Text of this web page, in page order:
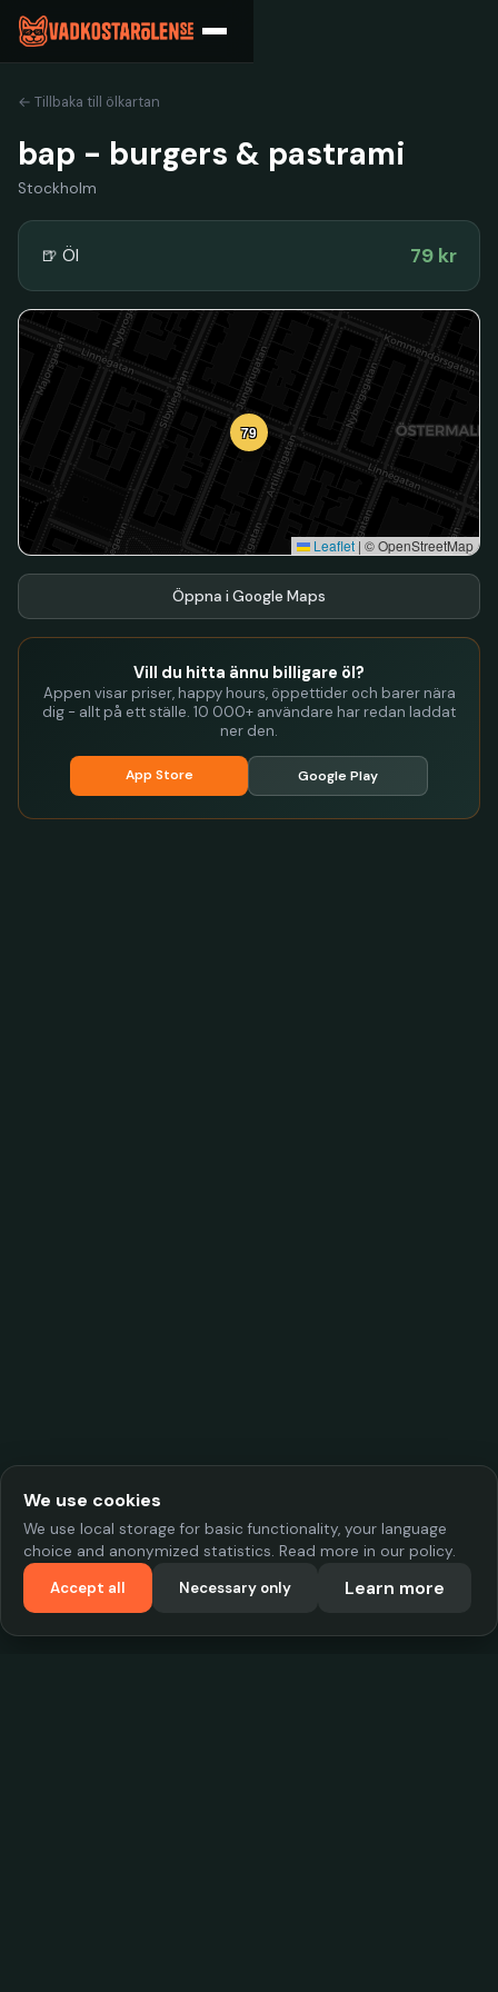
← Tillbaka till ölkartan
bap - burgers & pastrami
Stockholm
🍺 Öl 79 kr
79
Leaflet | © OpenStreetMap
Öppna i Google Maps
Vill du hitta ännu billigare öl?
Appen visar priser, happy hours, öppettider och barer nära
dig - allt på ett ställe. 10 000+ användare har redan laddat
ner den.
App Store Google Play
We use cookies
We use local storage for basic functionality, your language
choice and anonymized statistics. Read more in our policy.
Accept all
Necessary only Learn more